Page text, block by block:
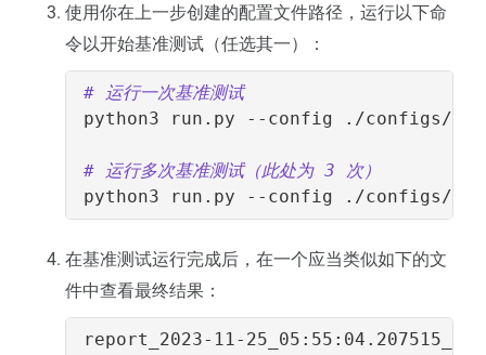
使用你在上一步创建的配置文件路径，运行以下命
令以开始基准测试（任选其一）：
# 运行一次基准测试
# 运行多次基准测试（此处为 3 次）
python3 run.py --config ./configs/
在基准测试运行完成后，在一个应当类似如下的文
件中查看最终结果：